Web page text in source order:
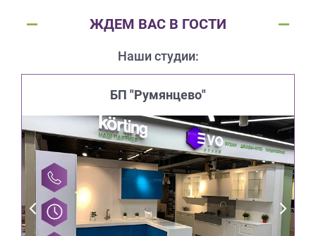
ЖДЕМ ВАС В ГОСТИ
Наши студии:
БП "Румянцево"